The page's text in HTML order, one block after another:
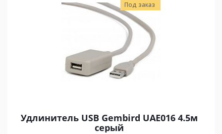
Под заказ
Удлинитель USB Gembird UAE016 4.5м
серый